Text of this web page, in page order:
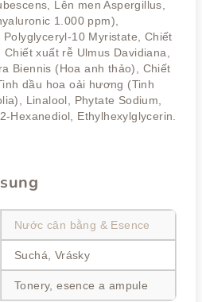
Lên men Aspergillus,
1.000 ppm),
10 Myristate, Chiết
xuất rễ Ulmus Davidiana,
Biennis (Hoa anh thảo), Chiết
dầu hoa oải hương (Tinh
Linalool, Phytate Sodium,
Hexanediol, Ethylhexylglycerin.
Nước cân bằng & Esence
Suchá, Vrásky
Tonery, esence a ampule